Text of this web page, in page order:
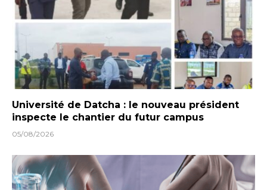
Université de Datcha : le nouveau président
inspecte le chantier du futur campus
05/08/2026